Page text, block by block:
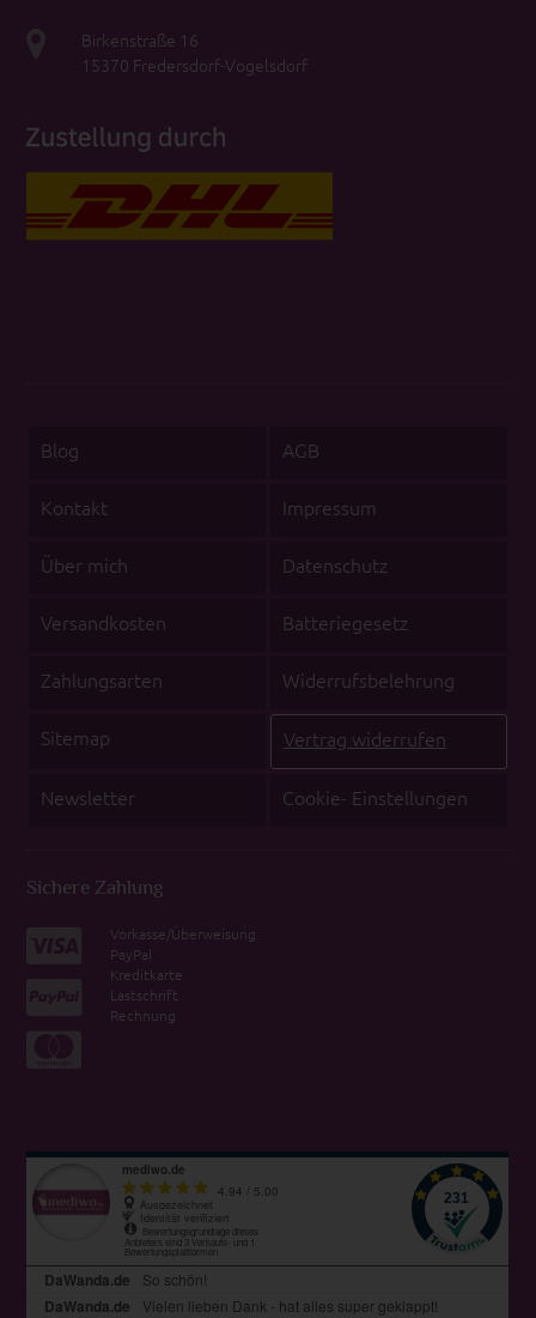
Birkenstraße 16
15370 Fredersdorf-Vogelsdorf
Blog AGB
Kontakt Impressum
Über mich Datenschutz
Versandkosten Batteriegesetz
Zahlungsarten Widerrufsbelehrung
Sitemap Vertrag widerrufen
Newsletter Cookie- Einstellungen
Sichere Zahlung
Vorkasse/Überweisung
PayPal
Kreditkarte
Lastschrift
Rechnung